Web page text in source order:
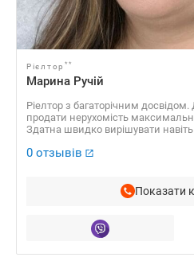
Рієлтор **
Марина Ручій
Ріелтор з багаторічним
продати нерухомість
Здатна швидко вирішувати
людях.
0 отзывів
Показати